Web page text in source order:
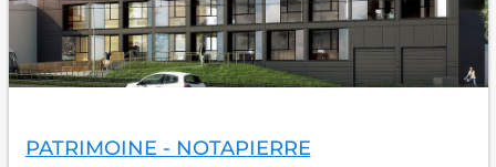
PATRIMOINE - NOTAPIERRE